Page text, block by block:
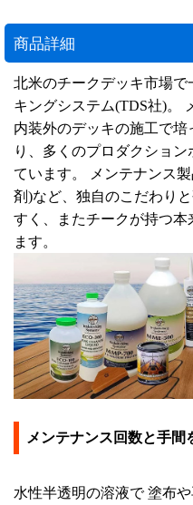
商品詳細
北米のチークデッキ市場
キングシステム(TDS社)。
内装外のデッキの施工で
り、多くのプロダクショ
ています。 メンテナンス
剤)など、独自のこだわり
すく、またチークが持つ
ます。
メンテナンス回数と手間
水性半透明の溶液で 塗布